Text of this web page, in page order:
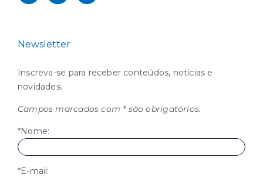
Newsletter
Inscreva-se para receber conteúdos, notícias e
novidades.
Campos marcados com * são obrigatórios.
*Nome:
*E-mail: